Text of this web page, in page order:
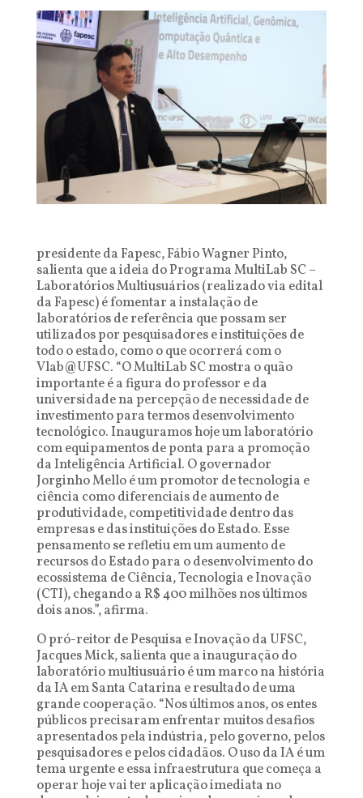
presidente da Fapesc, Fábio Wagner Pinto,
salienta que a ideia do Programa MultiLab SC –
Laboratórios Multiusuários (realizado via edital
da Fapesc) é fomentar a instalação de
laboratórios de referência que possam ser
utilizados por pesquisadores e instituições de
todo o estado, como o que ocorrerá com o
Vlab@UFSC. “O MultiLab SC mostra o quão
importante é a figura do professor e da
universidade na percepção de necessidade de
investimento para termos desenvolvimento
tecnológico. Inauguramos hoje um laboratório
com equipamentos de ponta para a promoção
da Inteligência Artificial. O governador
Jorginho Mello é um promotor de tecnologia e
ciência como diferenciais de aumento de
produtividade, competitividade dentro das
empresas e das instituições do Estado. Esse
pensamento se refletiu em um aumento de
recursos do Estado para o desenvolvimento do
ecossistema de Ciência, Tecnologia e Inovação
(CTI), chegando a R$ 400 milhões nos últimos
dois anos.”, afirma.
O pró-reitor de Pesquisa e Inovação da UFSC,
Jacques Mick, salienta que a inauguração do
laboratório multiusuário é um marco na história
da IA em Santa Catarina e resultado de uma
grande cooperação. “Nos últimos anos, os entes
públicos precisaram enfrentar muitos desafios
apresentados pela indústria, pelo governo, pelos
pesquisadores e pelos cidadãos. O uso da IA é um
tema urgente e essa infraestrutura que começa a
operar hoje vai ter aplicação imediata no